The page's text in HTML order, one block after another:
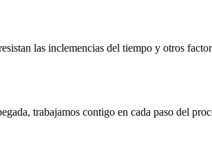
las inclemencias del tiempo y otros
trabajamos contigo en cada paso del